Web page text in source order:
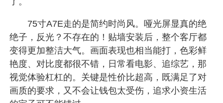
75寸A7E走的是简约时尚风。哑光屏显真的绝
绝子，反光？不存在的！贴墙安装后，整个客厅都
变得更加整洁大气。画面表现也相当能打，色彩鲜
艳度、对比度都很不错，日常看电影、追综艺，那
视觉体验杠杠的。关键是性价比超高，既满足了对
画质的要求，又不会让钱包太受伤，追求小资生活